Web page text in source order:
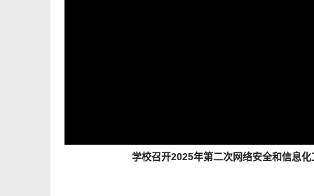
学校召开2025年第二次网络安全和信息